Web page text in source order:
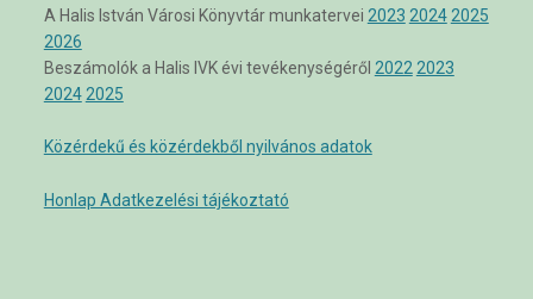
A Halis István Városi Könyvtár munkatervei 2023 2024 2025
2026
Beszámolók a Halis IVK évi tevékenységéről 2022 2023
2024 2025
Közérdekű és közérdekből nyilvános adatok
Honlap Adatkezelési tájékoztató